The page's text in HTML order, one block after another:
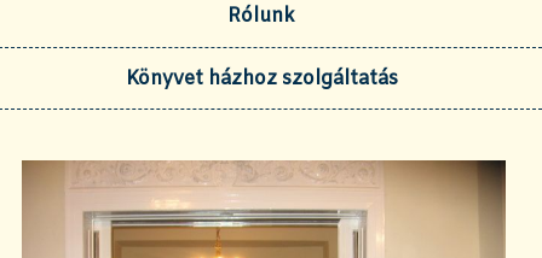
Rólunk
Könyvet házhoz szolgáltatás